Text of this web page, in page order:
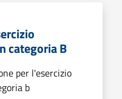
categoria B
per l'esercizio
b